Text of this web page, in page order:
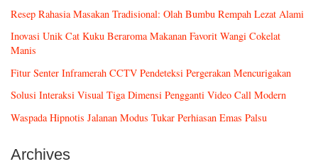
Resep Rahasia Masakan Tradisional: Olah Bumbu Rempah Lezat Alami
Inovasi Unik Cat Kuku Beraroma Makanan Favorit Wangi Cokelat
Manis
Fitur Senter Inframerah CCTV Pendeteksi Pergerakan Mencurigakan
Solusi Interaksi Visual Tiga Dimensi Pengganti Video Call Modern
Waspada Hipnotis Jalanan Modus Tukar Perhiasan Emas Palsu
Archives